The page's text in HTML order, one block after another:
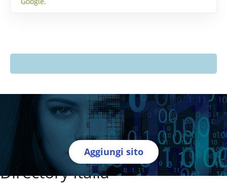
Aggiungi sito
Directory Italia